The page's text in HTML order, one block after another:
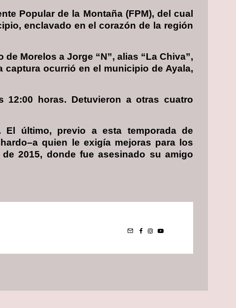
Popular de la Montaña (FPM), del cual
enclavado en el corazón de la región
Morelos a Jorge “N”, alias “La Chiva”,
ocurrió en el municipio de Ayala,
horas. Detuvieron a otras cuatro
último, previo a esta temporada de
quien le exigía mejoras para los
2015, donde fue asesinado su amigo